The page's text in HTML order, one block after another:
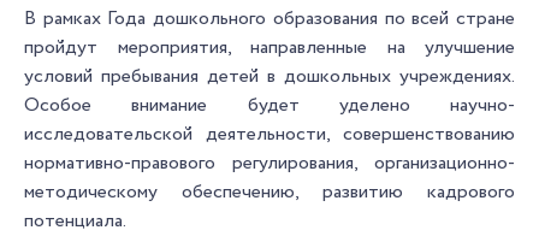
В рамках Года дошкольного образования по всей стране
пройдут мероприятия, направленные на улучшение
условий пребывания детей в дошкольных учреждениях.
Особое внимание будет уделено научно-
исследовательской деятельности, совершенствованию
нормативно-правового регулирования, организационно-
методическому обеспечению, развитию кадрового
потенциала.